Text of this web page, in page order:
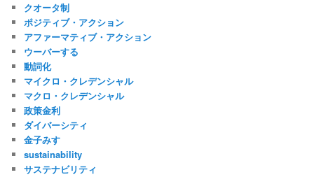
クオータ制
ポジティブ・アクション
アファーマティブ・アクション
ウーバーする
動詞化
マイクロ・クレデンシャル
マクロ・クレデンシャル
政策金利
ダイバーシティ
金子みすゞ
sustainability
サステナビリティ